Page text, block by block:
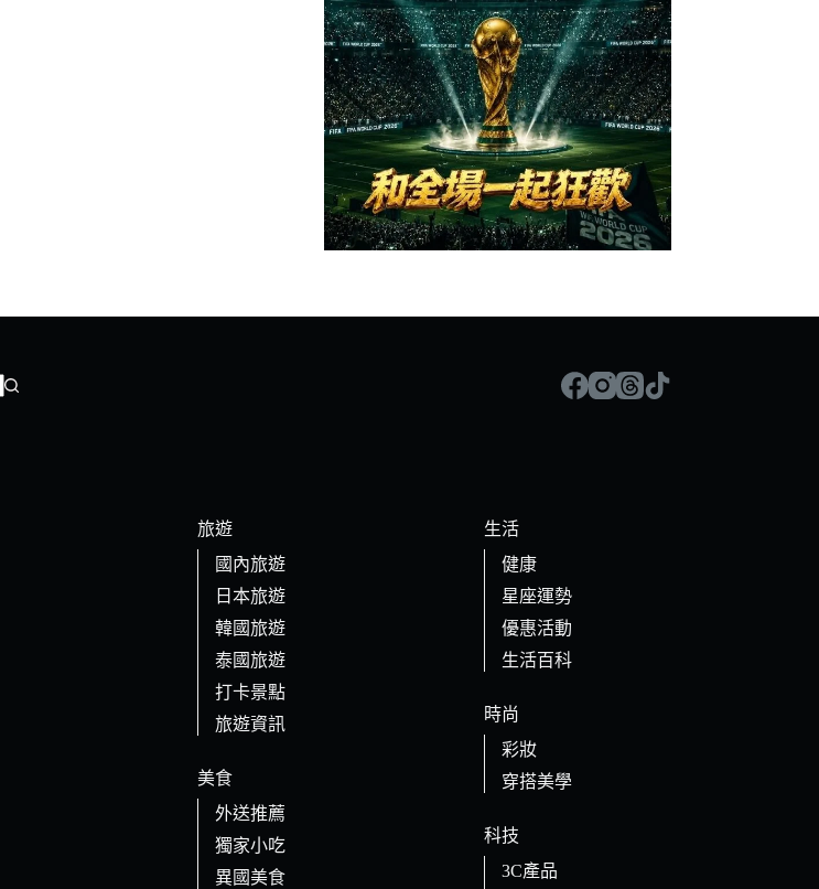
旅遊
國內旅遊
日本旅遊
韓國旅遊
泰國旅遊
打卡景點
旅遊資訊
美食
外送推薦
獨家小吃
異國美食
生活
健康
星座運勢
優惠活動
生活百科
時尚
彩妝
穿搭美學
科技
3C產品